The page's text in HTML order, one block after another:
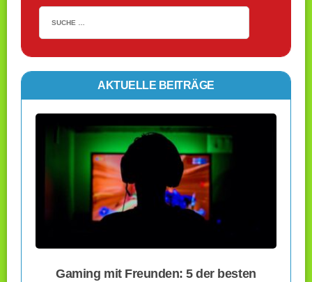
AKTUELLE BEITRÄGE
Gaming mit Freunden: 5 der besten